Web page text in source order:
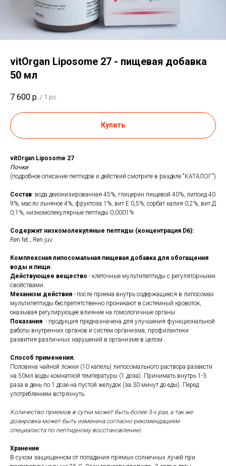
vitOrgan Liposome 27 - пищевая добавка
50 мл
7 600 р. / 1 pc
Купить
vitOrgan Liposome 27
Почки
(подробное описание пептидов и действий смотрите в разделе "КАТАЛОГ")
Состав: вода деионизированная 45%, глицерин пищевой 40%, липоид 40
9%, масло льняное 4%, фруктоза 1%, вит.Е 0,5%, сорбат калия 0,2%, вит.Д
0,1%, низкомолекулярные пептиды 0,0001%
Содержит низкомолекуляные пептиды (концентрация D6):
Ren fet., Ren juv.
Комплексная липосомальная пищевая добавка для обогащения
воды и пищи.
Действующее вещество - клеточные мультипептиды с регуляторными
свойствами.
Механизм действия - после приема внутрь содержащиеся в липосомах
мультипептиды беспрепятственно проникают в системный кровоток,
оказывая регулирующее влияние на гомологичные органы.
Показания - продукция предназначена для улучшения функциональной
работы внутренних органов и систем организма, профилактики
развития различных нарушений в организме в целом.
Способ применения.
Половина чайной ложки (10 капель) липосомального раствора развести
на 50мл воды комнатной температуры (1 доза). Принимать внутрь 1-3
раза в день по 1 дозе на пустой желудок (за 30 минут до еды). Перед
употреблением встряхнуть.
Количество приемов в сутки может быть более 3-х раз, а так же
дозировка может быть изменена согласно рекомендациям
специалиста по пептидному восстановлению.
Хранение
В сухом защищенном от попадания прямых солнечных лучей при